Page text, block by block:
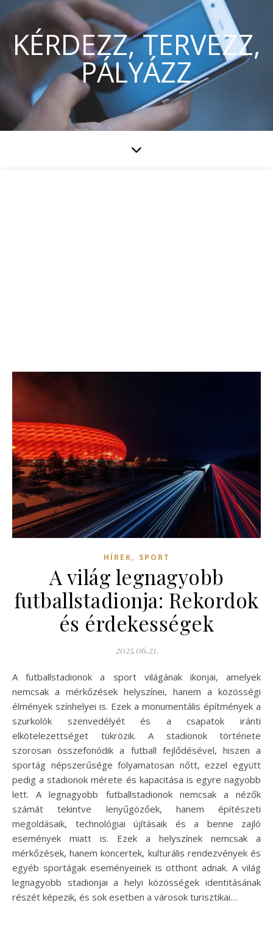
KÉRDEZZ, TERVEZZ,
PÁLYÁZZ
HÍREK, SPORT
A világ legnagyobb
futballstadionja: Rekordok
és érdekességek
2025.06.21.
A futballstadionok a sport világának ikonjai, amelyek
nemcsak a mérkőzések helyszínei, hanem a közösségi
élmények színhelyei is. Ezek a monumentális építmények a
szurkolók szenvedélyét és a csapatok iránti
elkötelezettséget tükrözik. A stadionok története
szorosan összefonódik a futball fejlődésével, hiszen a
sportág népszerűsége folyamatosan nőtt, ezzel együtt
pedig a stadionok mérete és kapacitása is egyre nagyobb
lett. A legnagyobb futballstadionok nemcsak a nézők
számát tekintve lenyűgözőek, hanem építészeti
megoldásaik, technológiai újításaik és a benne zajló
események miatt is. Ezek a helyszínek nemcsak a
mérkőzések, hanem koncertek, kulturális rendezvények és
egyéb sportágak eseményeinek is otthont adnak. A világ
legnagyobb stadionjai a helyi közösségek identitásának
részét képezik, és sok esetben a városok turisztikai…